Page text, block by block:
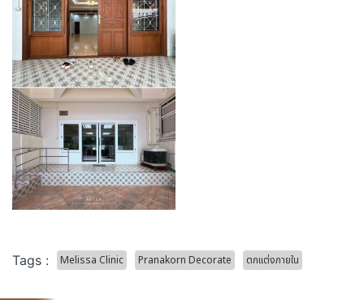
Tags : Melissa Clinic Pranakorn Decorate ตกแต่งภายใน